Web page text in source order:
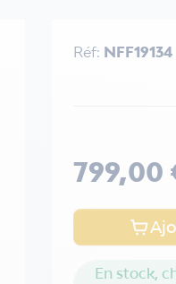
Réf: NFF19134
799,00
En stock,